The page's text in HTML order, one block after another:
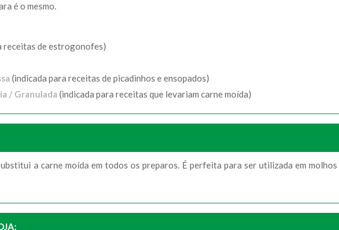
é o mesmo.
receitas de estrogonofes)
(indicada para receitas de picadinhos e ensopados)
/ Granulada (indicada para receitas que levariam carne moída)
a carne moída em todos os preparos. É perfeita para ser utilizada em